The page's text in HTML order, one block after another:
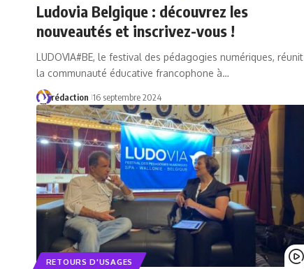
Ludovia Belgique : découvrez les
nouveautés et inscrivez-vous !
LUDOVIA#BE, le festival des pédagogies numériques, réunit
la communauté éducative francophone à…
rédaction 16 septembre 2024
RETOURS D'USAGES